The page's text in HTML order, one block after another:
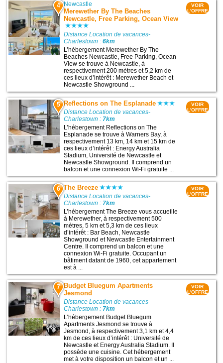
4 Newcastle
Merewether By The Beaches
Newcastle, Free Parking, Ocean View
Distance Location de vacances-
Charlestown :6km
L’hébergement Merewether By The
Beaches Newcastle, Free Parking, Ocean
View se trouve à Newcastle, à
respectivement 200 mètres et 5,2 km de
ces lieux d’intérêt : Merewether Beach et
Newcastle Showground ...
VOIR
L'OFFRE
5 Reflections on The Esplanade
Distance Location de vacances-
Charlestown : 7km
L’hébergement Reflections on The
Esplanade se trouve à Warners Bay, à
respectivement 13 km, 14 km et 15 km de
ces lieux d’intérêt : Energy Australia
Stadium, Université de Newcastle et
Newcastle Showground. Il comprend un
balcon et une connexion Wi-Fi gratuite ...
VOIR
L'OFFRE
6 The Breeze
Distance Location de vacances-
Charlestown : 7km
L’hébergement The Breeze vous accueille
à Merewether, à respectivement 500
mètres, 5 km et 5,3 km de ces lieux
d’intérêt : Bar Beach, Newcastle
Showground et Newcastle Entertainment
Centre. Il comprend un balcon et une
connexion Wi-Fi gratuite. Occupant un
bâtiment datant de 1960, cet appartement
est à ...
VOIR
L'OFFRE
7 Budget Bluegum Apartments
Jesmond
Distance Location de vacances-
Charlestown : 7km
L’hébergement Budget Bluegum
Apartments Jesmond se trouve à
Jesmond, à respectivement 3,1 km et 4,4
km de ces lieux d’intérêt : Université de
Newcastle et Energy Australia Stadium. Il
possède une cuisine. Cet hébergement
met à votre disposition un balcon et un ...
VOIR
L'OFFRE